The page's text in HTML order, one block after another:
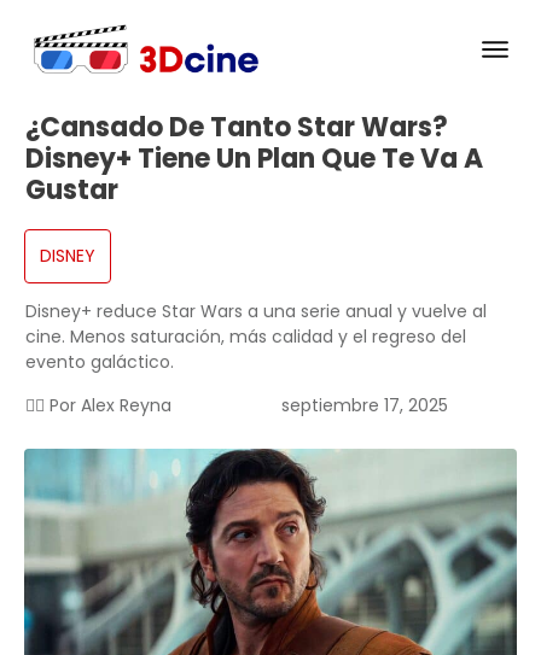
¿Cansado De Tanto Star Wars?
Disney+ Tiene Un Plan Que Te Va A
Gustar
DISNEY
Disney+ reduce Star Wars a una serie anual y vuelve al
cine. Menos saturación, más calidad y el regreso del
evento galáctico.
✍🏻 Por Alex Reyna septiembre 17, 2025